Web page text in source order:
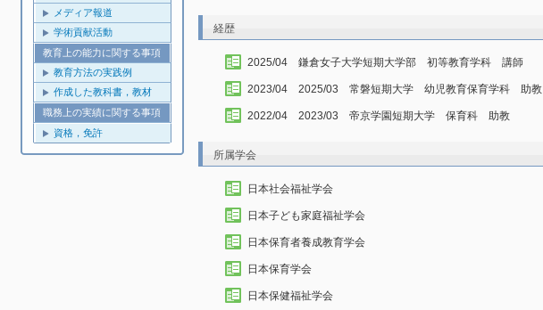
メディア報道
学術貢献活動
教育上の能力に関する事項
教育方法の実践例
作成した教科書，教材
職務上の実績に関する事項
資格，免許
経歴
2025/04 鎌倉女子大学短期大学部 初等教育学科 講師
2023/04 2025/03 常磐短期大学 幼児教育保育学科 助教
2022/04 2023/03 帝京学園短期大学 保育科 助教
所属学会
日本社会福祉学会
日本子ども家庭福祉学会
日本保育者養成教育学会
日本保育学会
日本保健福祉学会